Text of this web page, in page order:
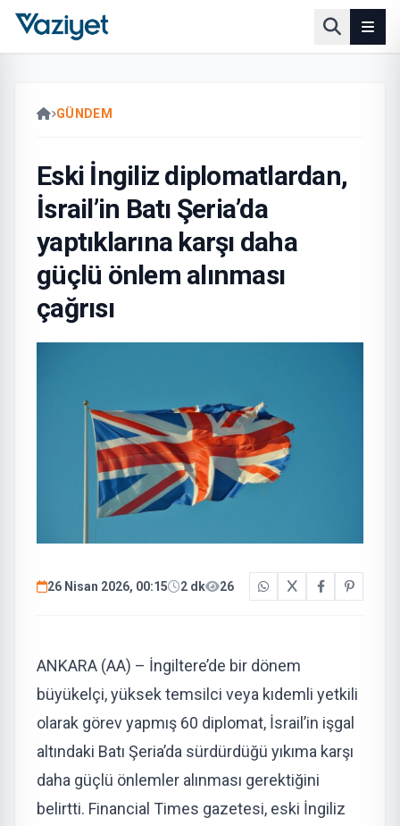
GÜNDEM
Eski İngiliz diplomatlardan,
İsrail’in Batı Şeria’da
yaptıklarına karşı daha
güçlü önlem alınması
çağrısı
26 Nisan 2026, 00:15 2 dk 26
ANKARA (AA) – İngiltere’de bir dönem
büyükelçi, yüksek temsilci veya kıdemli yetkili
olarak görev yapmış 60 diplomat, İsrail’in işgal
altındaki Batı Şeria’da sürdürdüğü yıkıma karşı
daha güçlü önlemler alınması gerektiğini
belirtti. Financial Times gazetesi, eski İngiliz